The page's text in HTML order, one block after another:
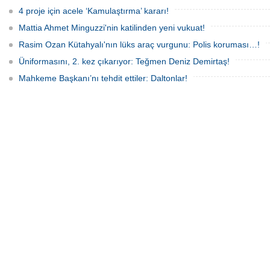
4 proje için acele ‘Kamulaştırma’ kararı!
Mattia Ahmet Minguzzi'nin katilinden yeni vukuat!
Rasim Ozan Kütahyalı'nın lüks araç vurgunu: Polis koruması…!
Üniformasını, 2. kez çıkarıyor: Teğmen Deniz Demirtaş!
Mahkeme Başkanı’nı tehdit ettiler: Daltonlar!